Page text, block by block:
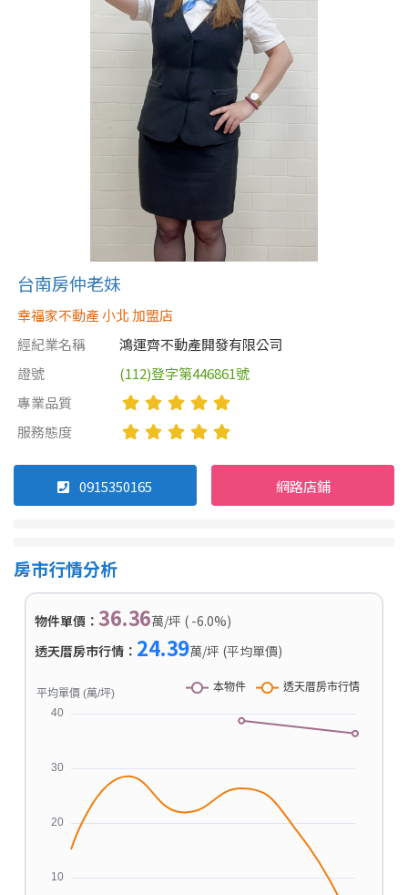
台南房仲老妹
幸福家不動產 小北 加盟店
經紀業名稱
鴻運齊不動產開發有限公司
證號
(112)登字第446861號
專業品質
服務態度
0915350165 網路店鋪
房市行情分析
物件單價： 36.36萬/坪 ( -6.0%)
透天厝房市行情： 24.39萬/坪 (平均單價)